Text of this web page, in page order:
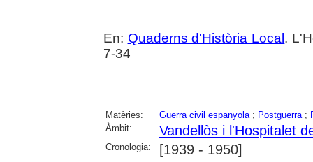
En: Quaderns d'Història Local.
7-34
Matèries: Guerra civil espanyola; Postguerra;
Àmbit:
Vandellòs i l'Hospitalet
Cronologia: [1939 - 1950]